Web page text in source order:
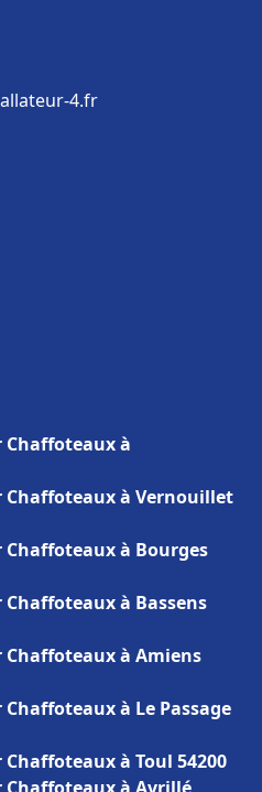
4.fr
à
à Vernouillet
à Bourges
à Bassens
à Amiens
à Le Passage
à Toul 54200